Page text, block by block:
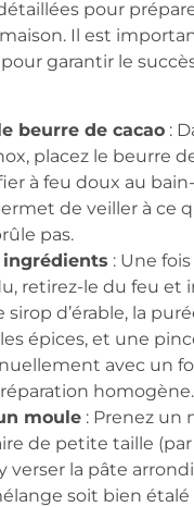
pour
Il est
garantir le
beurre de cacao :
placez le beurre
à feu doux au
de veiller à ce
pas.
ingrédients : Une
retirez-le du feu et
sirop d’érable, la
épices, et une
avec un
homogène.
moule : Prenez un
de petite taille
verser la pâte
soit bien étalé